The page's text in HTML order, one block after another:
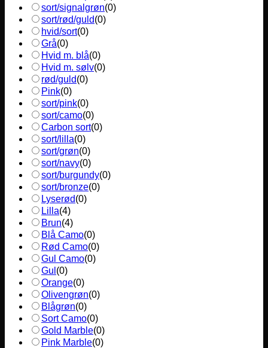
sort/signalgrøn(0)
sort/rød/guld(0)
hvid/sort(0)
Grå(0)
Hvid m. blå(0)
Hvid m. sølv(0)
rød/guld(0)
Pink(0)
sort/pink(0)
sort/camo(0)
Carbon sort(0)
sort/lilla(0)
sort/grøn(0)
sort/navy(0)
sort/burgundy(0)
sort/bronze(0)
Lyserød(0)
Lilla(4)
Brun(4)
Blå Camo(0)
Rød Camo(0)
Gul Camo(0)
Gul (0)
Orange(0)
Olivengrøn(0)
Blågrøn(0)
Sort Camo(0)
Gold Marble(0)
Pink Marble(0)